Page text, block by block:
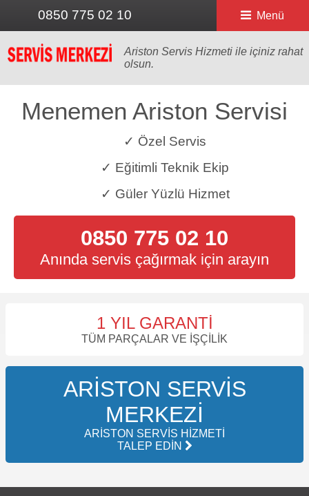
0850 775 02 10 Menü
Ariston Servis Hizmeti ile içiniz rahat
olsun.
Menemen Ariston Servisi
✓ Özel Servis
✓ Eğitimli Teknik Ekip
✓ Güler Yüzlü Hizmet
0850 775 02 10
Anında servis çağırmak için arayın
1 YIL GARANTI
TÜM PARÇALAR VE İŞÇILIK
ARISTON SERVIS
MERKEZI
ARISTON SERVIS HIZMETI
TALEP EDIN